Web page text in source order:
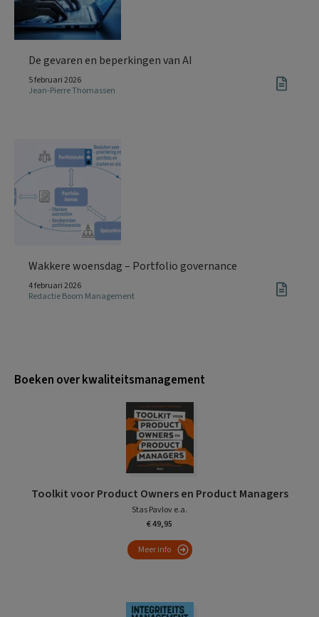
De gevaren en beperkingen van AI
5 februari 2026
Jean-Pierre Thomassen
Wakkere woensdag – Portfolio governance
4 februari 2026
Redactie Boom Management
Boeken over kwaliteitsmanagement
Toolkit voor Product Owners en Product Managers
Stas Pavlov e.a.
€ 49,95
Meer info